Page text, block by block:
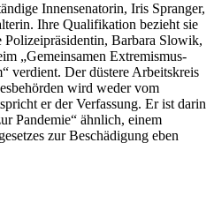
Innensenatorin, Iris Spranger,
Ihre Qualifikation bezieht sie
Polizeipräsidentin, Barbara Slowik,
„Gemeinsamen Extremismus-
verdient. Der düstere Arbeitskreis
wird weder vom
er der Verfassung. Er ist darin
Pandemie“ ähnlich, einem
zur Beschädigung eben